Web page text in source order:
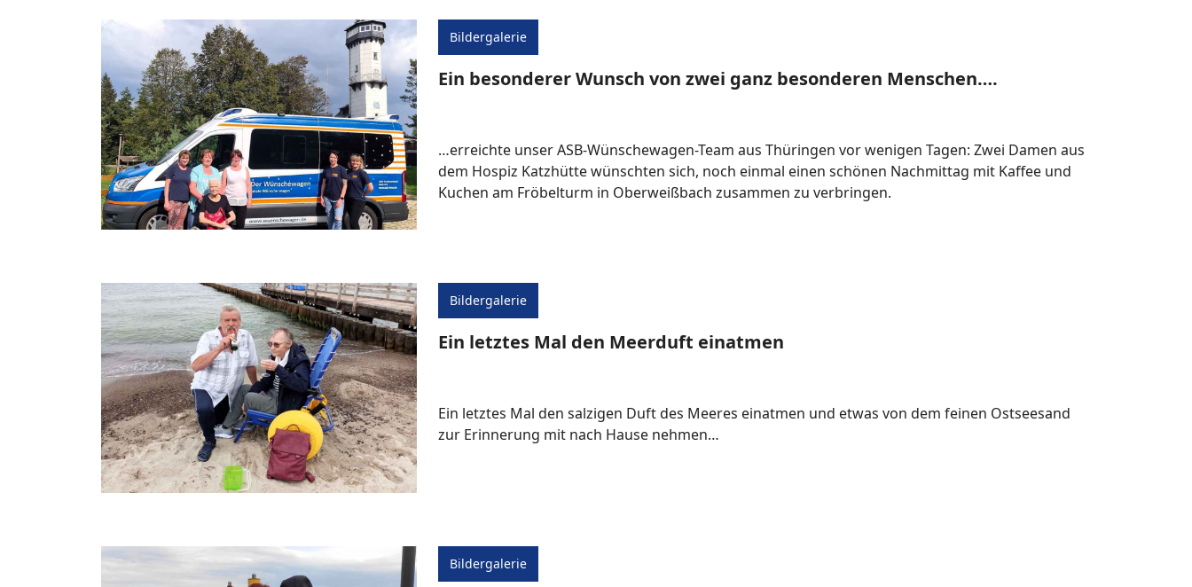
Bildergalerie
Ein besonderer Wunsch von zwei ganz besonderen Menschen….
…erreichte unser ASB-Wünschewagen-Team aus Thüringen vor wenigen Tagen: Zwei Damen aus
dem Hospiz Katzhütte wünschten sich, noch einmal einen schönen Nachmittag mit Kaffee und
Kuchen am Fröbelturm in Oberweißbach zusammen zu verbringen.
Bildergalerie
Ein letztes Mal den Meerduft einatmen
Ein letztes Mal den salzigen Duft des Meeres einatmen und etwas von dem feinen Ostseesand
zur Erinnerung mit nach Hause nehmen…
Bildergalerie